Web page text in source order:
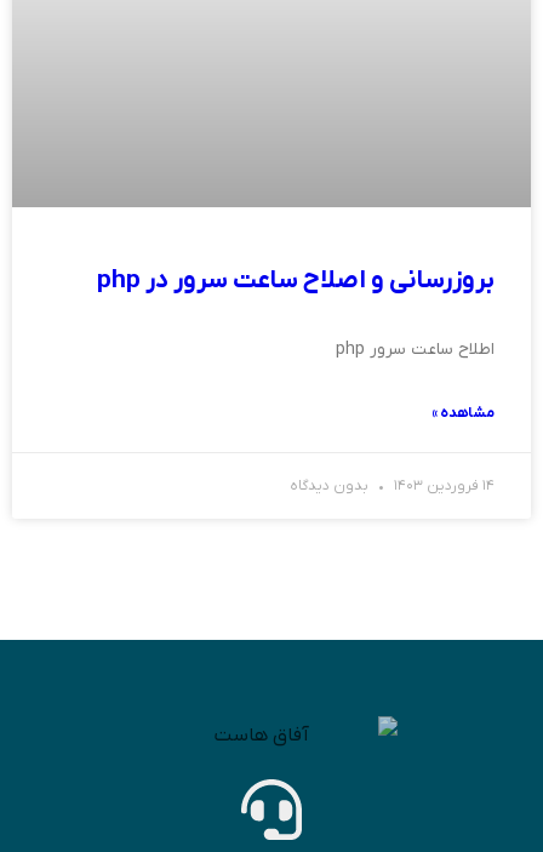
بروزرسانی و اصلاح ساعت سرور در php
اطلاح ساعت سرور php
مشاهده »
14 فروردین 1403 بدون دیدگاه